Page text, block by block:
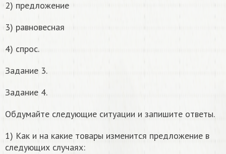
2) предложение
3) равновесная
4) спрос.
Задание 3.
Задание 4.
Обдумайте следующие ситуации и запишите ответы.
1) Как и на какие товары изменится предложение в
следующих случаях: